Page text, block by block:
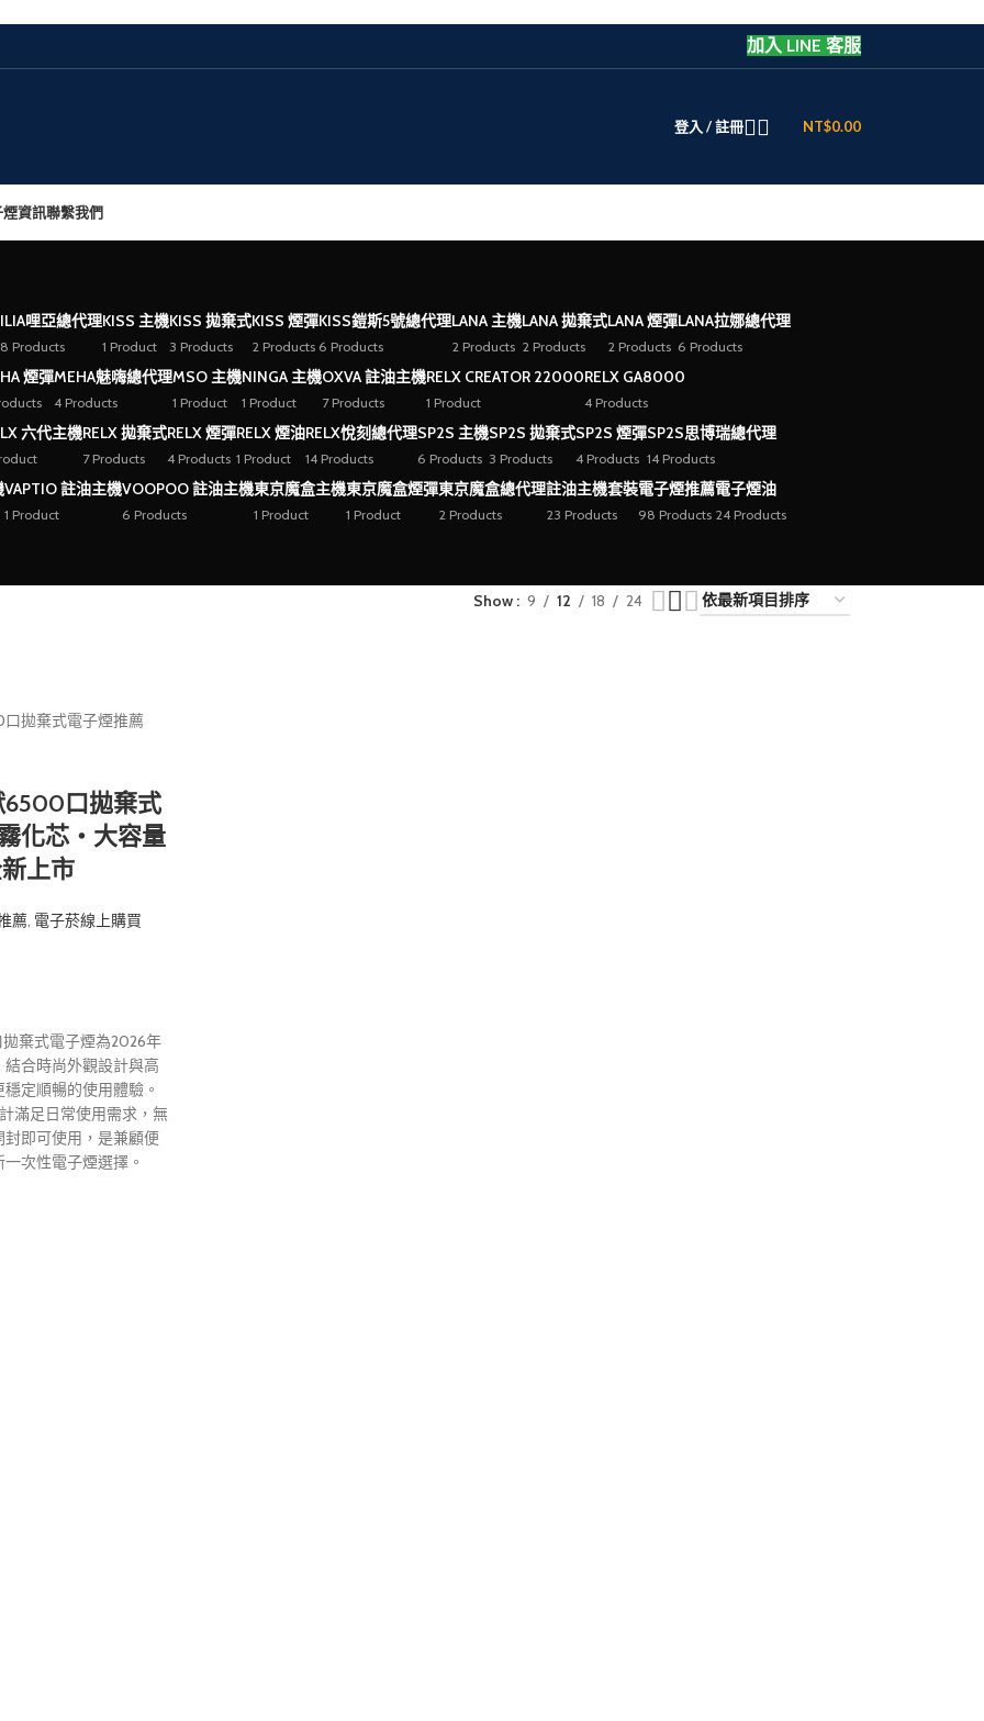
加入 LINE 客服
登入 / 註冊 NT$0.00
煙資訊聯繫我們
ILIA哩亞總代理
8 Products
KISS 主機
1 Product
KISS 拋棄式
3 Products
KISS 煙彈
2 Products
KISS鎧斯5號總代理
6 Products
LANA 主機
2 Products
LANA 拋棄式
2 Products
LANA 煙彈
2 Products
LANA拉娜總代理
6 Products
煙彈MEHA魅嗨總代理
4 Products
MSO 主機
1 Product
NINGA 主機
1 Product
OXVA 註油主機
7 Products
RELX CREATOR 22000
1 Product
RELX GA8000
4 Products
六代主機RELX 拋棄式
7 Products
RELX 煙彈
4 Products
RELX 煙油
1 Product
RELX悅刻總代理
14 Products
SP2S 主機
6 Products
SP2S 拋棄式
3 Products
SP2S 煙彈
4 Products
SP2S思博瑞總代理
14 Products
VAPTIO 註油主機
1 Product
VOOPOO 註油主機
6 Products
東京魔盒主機
1 Product
東京魔盒煙彈
1 Product
東京魔盒總代理
2 Products
註油主機套裝
23 Products
電子煙推薦
98 Products
電子煙油
24 Products
Show 9 12 18 24
6500口拋棄式
化芯・大容量
上市
薦, 電子菸線上購買
棄式電子煙為2026年
合時尚外觀設計與高
定順暢的使用體驗。
滿足日常使用需求，無
即可使用，是兼顧便
次性電子煙選擇。